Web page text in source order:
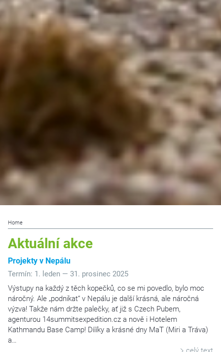
Home
Aktuální akce
Projekty v Nepálu
Termín: 1. leden — 31. prosinec 2025
Výstupy na každý z těch kopečků, co se mi povedlo, bylo moc
náročný. Ale „podnikat“ v Nepálu je další krásná, ale náročná
výzva! Takže nám držte palečky, ať již s Czech Pubem,
agenturou 14summitsexpedition.cz a nově i Hotelem
Kathmandu Base Camp! Díííky a krásné dny MaT (Miri a Tráva)
a…